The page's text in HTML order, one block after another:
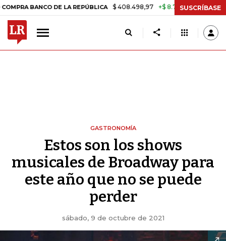
LA REPÚBLICA $ 408.498,97 +$ 8.753,81 +2,19% TASA DE
SUSCRÍBASE
GASTRONOMÍA
Estos son los shows
musicales de Broadway para
este año que no se puede
perder
sábado, 9 de octubre de 2021